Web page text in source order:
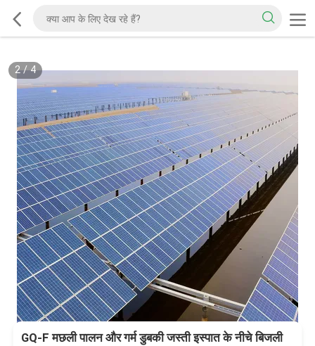
2/4
GQ-F मछली पालन और गर्म डुबकी जस्ती इस्पात के नीचे बिजली